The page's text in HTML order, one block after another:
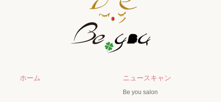
ホーム ニュースキャン
Be you salon